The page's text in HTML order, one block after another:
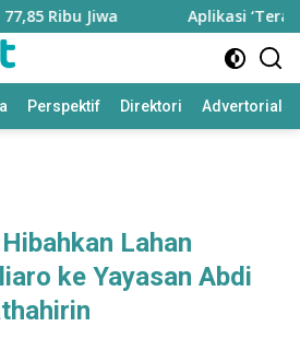
Jiwa Aplikasi ‘Teras
Perspektif Direktori Advertorial
Lahan
ke Yayasan Abdi